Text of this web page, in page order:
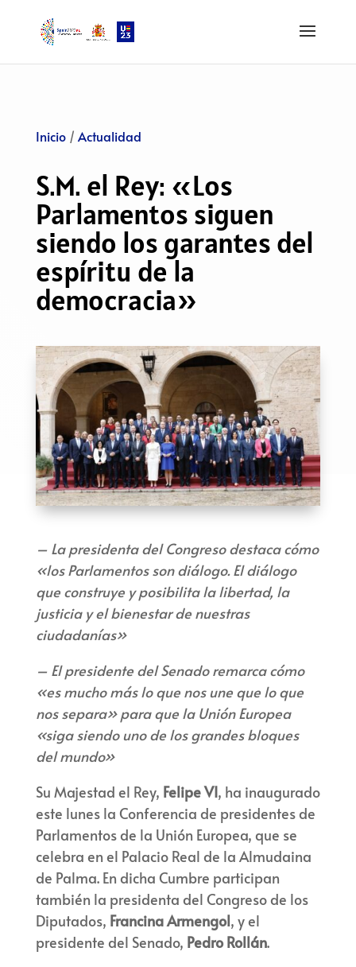
Inicio/ Actualidad
S.M. el Rey: «Los
Parlamentos siguen
siendo los garantes del
espíritu de la
democracia»
– La presidenta del Congreso destaca cómo
«los Parlamentos son diálogo. El diálogo
que construye y posibilita la libertad, la
justicia y el bienestar de nuestras
ciudadanías»
– El presidente del Senado remarca cómo
«es mucho más lo que nos une que lo que
nos separa» para que la Unión Europea
«siga siendo uno de los grandes bloques
del mundo»
Su Majestad el Rey, Felipe VI, ha inaugurado
este lunes la Conferencia de presidentes de
Parlamentos de la Unión Europea, que se
celebra en el Palacio Real de la Almudaina
de Palma. En dicha Cumbre participan
también la presidenta del Congreso de los
Diputados, Francina Armengol, y el
presidente del Senado, Pedro Rollán.